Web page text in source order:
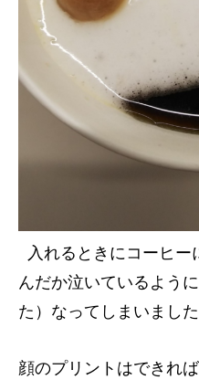
入れるときにコーヒ
んだか泣いているよう
た）なってしまいました
顔のプリントはできれ